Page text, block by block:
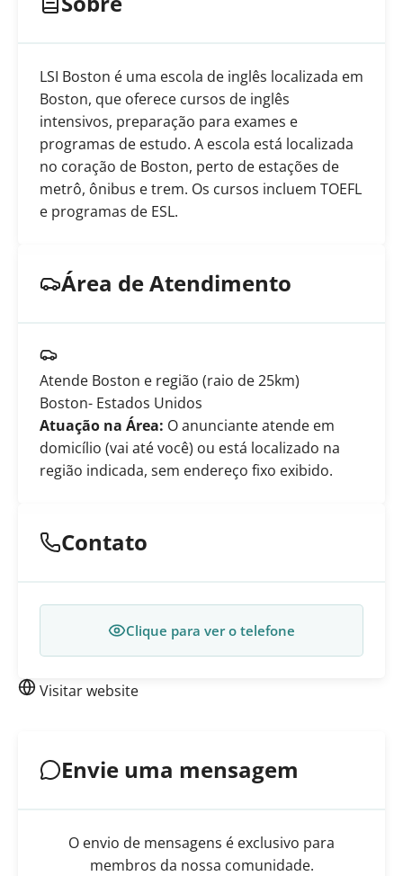
LSI Boston é uma escola de inglês localizada em
Boston, que oferece cursos de inglês
intensivos, preparação para exames e
programas de estudo. A escola está localizada
no coração de Boston, perto de estações de
metrô, ônibus e trem. Os cursos incluem TOEFL
e programas de ESL.
Área de Atendimento
Atende Boston e região (raio de 25km)
Boston- Estados Unidos
Atuação na Área: O anunciante atende em
domicílio (vai até você) ou está localizado na
região indicada, sem endereço fixo exibido.
Contato
Clique para ver o telefone
Visitar website
Envie uma mensagem
O envio de mensagens é exclusivo para
membros da nossa comunidade.